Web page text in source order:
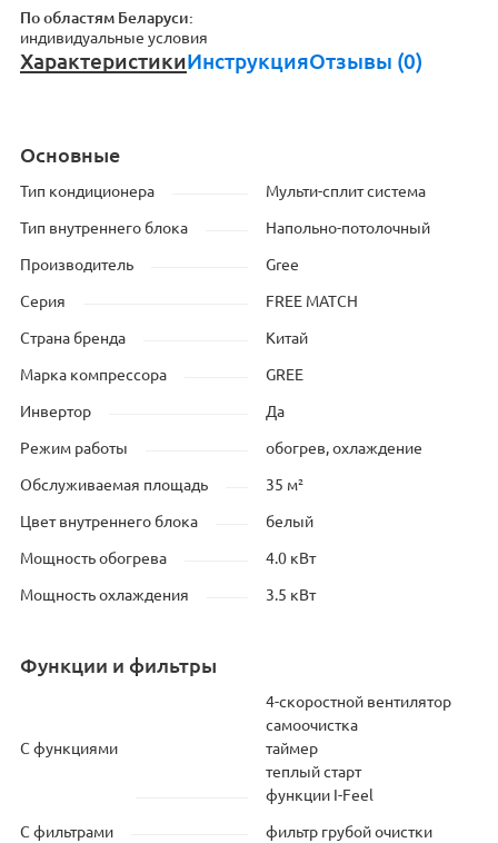
По областям Беларуси:
индивидуальные условия
ХарактеристикиИнструкцияОтзывы (0)
Основные
Тип кондиционера Мульти-сплит система
Тип внутреннего блока Напольно-потолочный
Производитель Gree
Серия FREE MATCH
Страна бренда Китай
Марка компрессора GREE
Инвертор Да
Режим работы обогрев, охлаждение
Обслуживаемая площадь 35 м²
Цвет внутреннего блока белый
Мощность обогрева 4.0 кВт
Мощность охлаждения 3.5 кВт
Функции и фильтры
С функциями
4-скоростной вентилятор
самоочистка
таймер
теплый старт
функции I-Feel
С фильтрами фильтр грубой очистки